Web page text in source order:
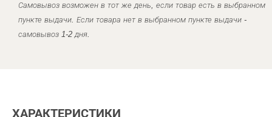
Самовывоз возможен в тот же день, если товар есть в выбранном
пункте выдачи. Если товара нет в выбранном пункте выдачи -
самовывоз 1-2 дня.
ХАРАКТЕРИСТИКИ